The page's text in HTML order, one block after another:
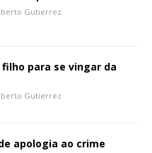
Gutierrez
para se vingar da
Gutierrez
apologia ao crime